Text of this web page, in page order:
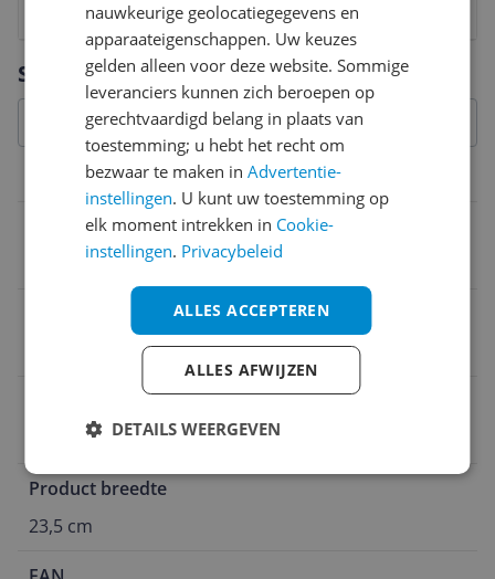
Specificaties
Afmetingen & gewicht
Product gewicht
Product hoogte
Product breedte
23,5 cm
8
7
6
5
4
3
2
Vraag 1 van 4
nauwkeurige geolocatiegegevens en
apparaateigenschappen. Uw keuzes
gelden alleen voor deze website. Sommige
leveranciers kunnen zich beroepen op
gerechtvaardigd belang in plaats van
toestemming; u hebt het recht om
bezwaar te maken inAdvertentie-
instellingen. U kunt uw toestemming op
elk moment intrekken in Cookie-
instellingen. Privacybeleid
ALLES ACCEPTEREN
ALLES AFWIJZEN
DETAILS WEERGEVEN